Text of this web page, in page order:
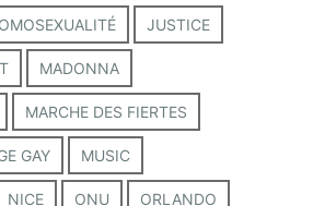
JUSTICE
MADONNA
MARCHE DES FIERTES
GAY MUSIC
NICE ONU ORLANDO